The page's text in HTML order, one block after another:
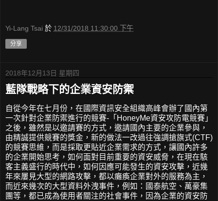
Yi-Lang Tsai 於 12/31/2018 11:30:00 下午
分享
2018年12月13日 星期四
藍隊戰略下的企業資安防禦
自從今年在七月份，在國際資訊安全組織高峰會辦了國內第
一次針對企業防禦進行的競賽-「HoneyMe資安攻防電競賽」
之後，雖然是以邀請賽的方式，邀請國內主要的企業參與，
由精誠提供競賽的獎金，新的做法一改過往強調搶旗式(CTF)
的競賽思維，而是採取更貼近企業需求的方式，讓國內許多
的企業開始思考，如何面對目前重要的資安威脅，在現在駭
客主義盛行的時代中，如何因應可能發生的資安攻擊，近幾
年來屢見大型的網路攻擊，都以癱瘓企業對外的服務為主，
而近來幾次的大型資料外洩事件，例如：國泰航空、萬豪集
團等，都已成為使用者關注的社會事件，因為企業的資安防